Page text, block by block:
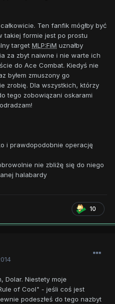
Ten fanfik mógłby być
takiej formie jest po prostu
target MLP:FiM uznałby
za zbyt naiwne i nie warte ich
do Ace Combat. Kiedyś nie
byłem zmuszony go
zrobię. Dla wszystkich, którzy
tego zobowiązani oskarami
i prawdopodobnie operację
nie zbliżę się do niego
halabardy
10
Dolar. Niestety moje
of Cool" - jeśli coś jest
podeszłeś do tego nazbyt